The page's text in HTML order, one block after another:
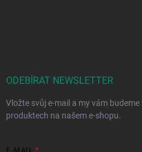
ODEBÍRAT NEWSLETTER
Vložte svůj e-mail a my vám
produktech na našem e-shopu.
E-MAIL